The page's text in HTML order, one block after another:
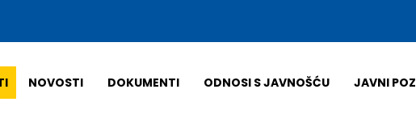
NOVOSTI DOKUMENTI ODNOSI S JAVNOŠĆU JAVNI